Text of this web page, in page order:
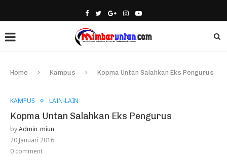
Home Kampus Kopma Untan Salahkan Eks Pengurus
KAMPUS LAIN-LAIN
Kopma Untan Salahkan Eks Pengurus
byAdmin_miun
20 Januari 2016
0 comment